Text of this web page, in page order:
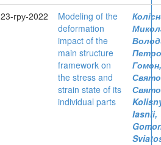
23-гру-2022
Modeling of the
deformation
impact of the
main structure
framework on
the stress and
strain state of its
individual parts
Гомон,
Iasnii,